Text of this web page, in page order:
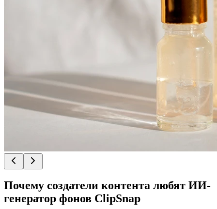
Почему создатели контента любят ИИ-
генератор фонов ClipSnap